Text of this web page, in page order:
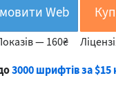
Web
—160₴
3000 шрифтів за $15